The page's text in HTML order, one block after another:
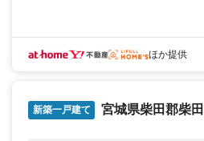
ほか提供
新築一戸建て 宮城県柴田郡柴